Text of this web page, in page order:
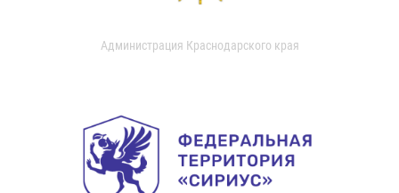
Администрация Краснодарского края